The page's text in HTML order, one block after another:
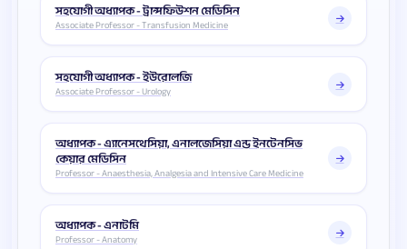
সহযোগী অধ্যাপক - ট্রান্সফিউশন মেডিসিন
Associate Professor - Transfusion Medicine
সহযোগী অধ্যাপক - ইউরোলজি
Associate Professor - Urology
অধ্যাপক - এ্যানেসথেসিয়া, এনালজেসিয়া এন্ড ইনটেনসিভ
কেয়ার মেডিসিন
Professor - Anaesthesia, Analgesia and Intensive Care Medicine
অধ্যাপক - এনাটমি
Professor - Anatomy